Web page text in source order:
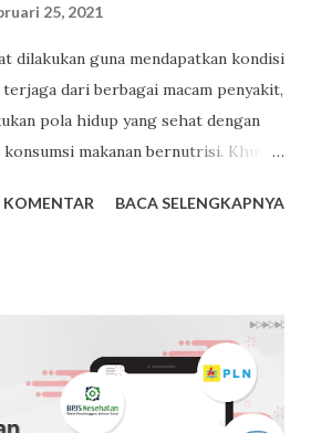
25, 2021
dilakukan guna mendapatkan kondisi
dari berbagai macam penyakit,
pola hidup yang sehat dengan
makanan bernutrisi. Khusus
bisa dikonsumsi karena
menu makanan bernutrisi tinggi
dengan memilih makanan yang
kita. Dan untuk menu yang bisa
BACA SELENGKAPNYA